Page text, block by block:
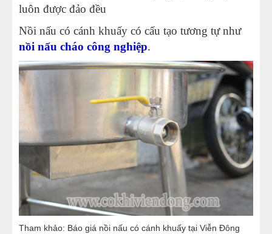
luôn được đảo đều
Nồi nấu có cánh khuấy có cấu tạo tương tự như
nồi nấu cháo công nghiệp.
Tham khảo: Báo giá nồi nấu có cánh khuấy tại Viễn Đông